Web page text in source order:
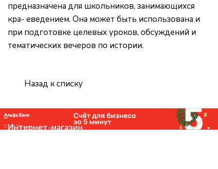
предназначена для школьников, занимающихся
кра- еведением. Она может быть использована и
при подготовке целевых уроков, обсуждений и
тематических вечеров по истории.
Назад к списку
Интернет-магазин